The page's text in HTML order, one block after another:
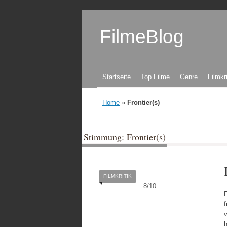
FilmeBlog
Zum Inhalt springen
Startseite Top Filme Genre
Home » Frontier(s)
Stimmung: Frontier(s)
8/10
FILMKRITIK